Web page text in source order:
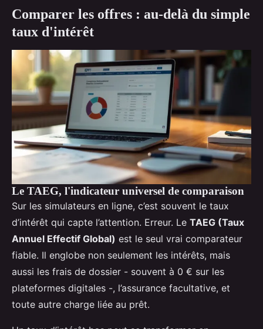
Comparer les offres : au-delà du simple
taux d'intérêt
Le TAEG, l'indicateur universel de comparaison
Sur les simulateurs en ligne, c’est souvent le taux
d’intérêt qui capte l’attention. Erreur. Le TAEG (Taux
Annuel Effectif Global) est le seul vrai comparateur
fiable. Il englobe non seulement les intérêts, mais
aussi les frais de dossier - souvent à 0 € sur les
plateformes digitales -, l’assurance facultative, et
toute autre charge liée au prêt.